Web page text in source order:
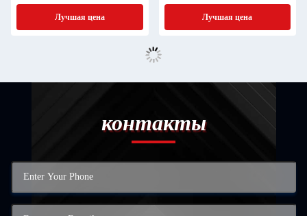
цинковым покрытием
Лучшая цена
промышленная
Лучшая цена
контакты